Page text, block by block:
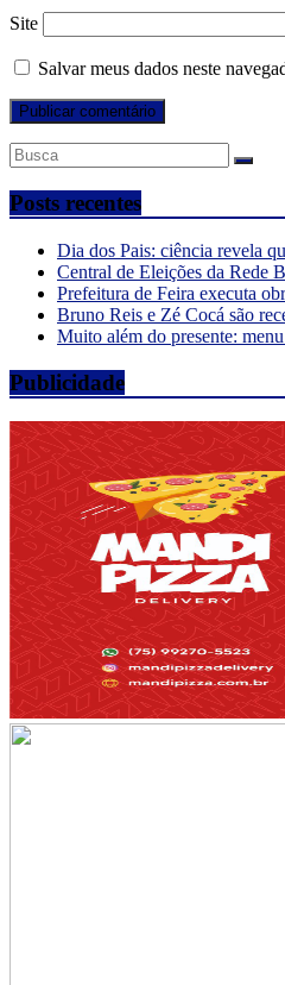
Site
Salvar meus dados neste
Posts recentes
Dia dos Pais: ciência revela
Central de Eleições da Rede
Prefeitura de Feira executa
Bruno Reis e Zé Cocá são
Muito além do presente:
Publicidade